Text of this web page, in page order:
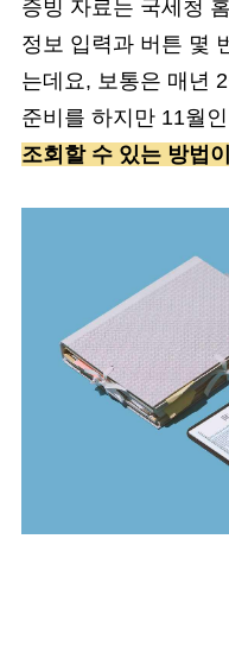
증빙 자료는 국세청
정보 입력과 버튼 몇
는데요, 보통은 매년
준비를 하지만 11월
조회할 수 있는 방법